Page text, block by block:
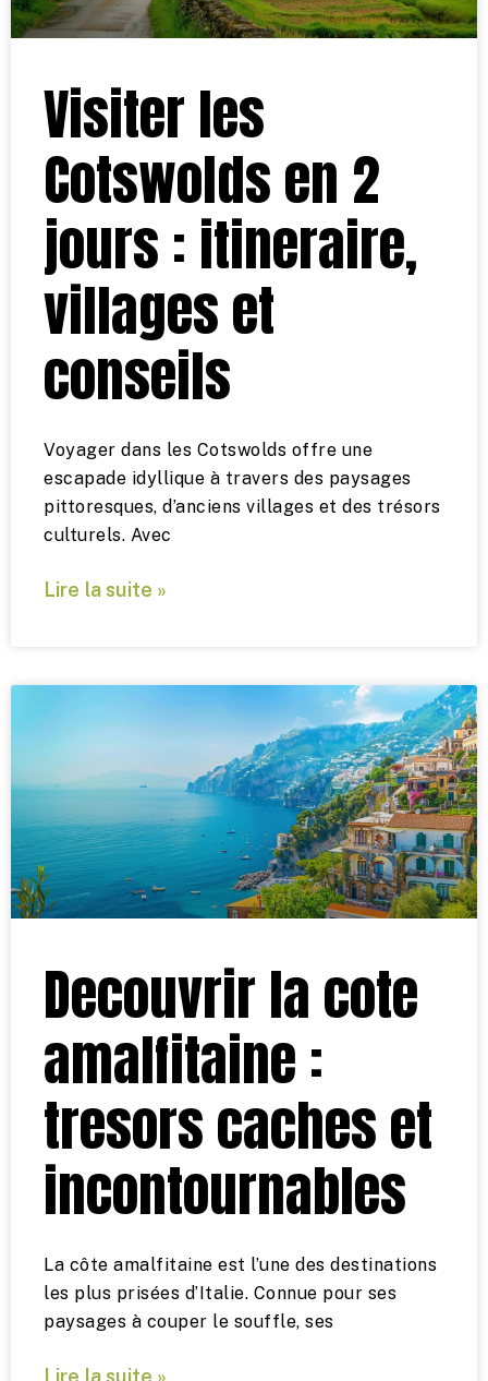
Visiter les
Cotswolds en 2
jours : itineraire,
villages et
conseils
Voyager dans les Cotswolds offre une
escapade idyllique à travers des paysages
pittoresques, d’anciens villages et des trésors
culturels. Avec
Lire la suite »
Decouvrir la cote
amalfitaine :
tresors caches et
incontournables
La côte amalfitaine est l’une des destinations
les plus prisées d’Italie. Connue pour ses
paysages à couper le souffle, ses
Lire la suite »